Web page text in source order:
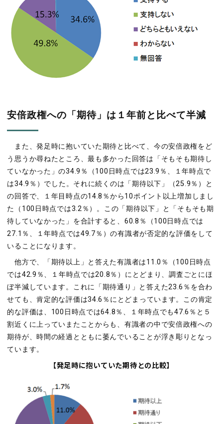
安倍政権への「期待」は１年前と比べて半減
また、発足時に抱いていた期待と比べて、今の安倍政権をど
う思うか尋ねたところ、最も多かった回答は「そもそも期待し
ていなかった」の34.9％（100日時点では23.9％、１年時点で
は34.9％）でした。それに続くのは「期待以下」（25.9％）と
の回答で、１年目時点の14.8％から10ポイント以上増加しまし
た（100日時点では3.2％）。この「期待以下」と「そもそも期
待していなかった」を合計すると、60.8％（100日時点では
27.1％、１年時点では49.7％）の有識者が否定的な評価をして
いることになります。
他方で、「期待以上」と答えた有識者は11.0％（100日時点
では42.9％、１年時点では20.8％）にとどまり、調査ごとにほ
ぼ半減しています。これに「期待通り」と答えた23.6％を合わ
せても、肯定的な評価は34.6％にとどまっています。この肯定
的な評価は、100日時点では64.8％、１年時点でも47.6％と５
割近くに上っていまたことからも、有識者の中で安倍政権への
期待が、時間の経過とともに萎んでいることが浮き彫りとなっ
ています。
【発足時に抱いていた期待との比較】